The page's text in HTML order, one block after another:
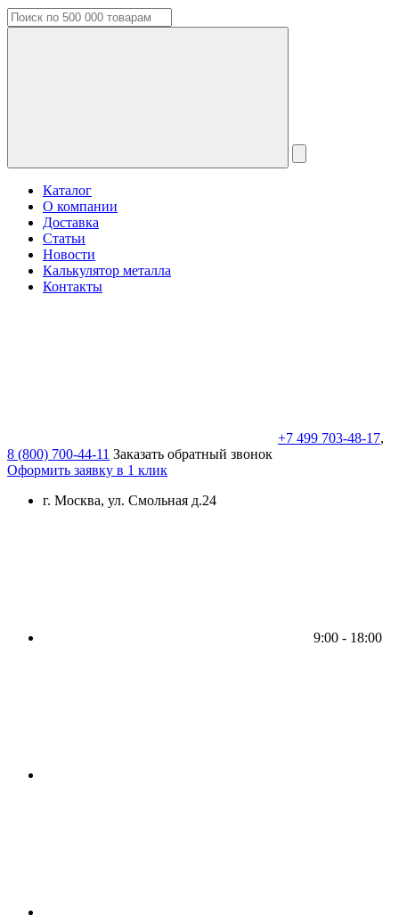
Каталог
О компании
Доставка
Статьи
Новости
Калькулятор металла
Контакты
+7 499 703-48-17,
8 (800) 700-44-11 Заказать обратный звонок
Оформить заявку в 1 клик
г. Москва, ул. Смольная д.24
9:00 - 18:00